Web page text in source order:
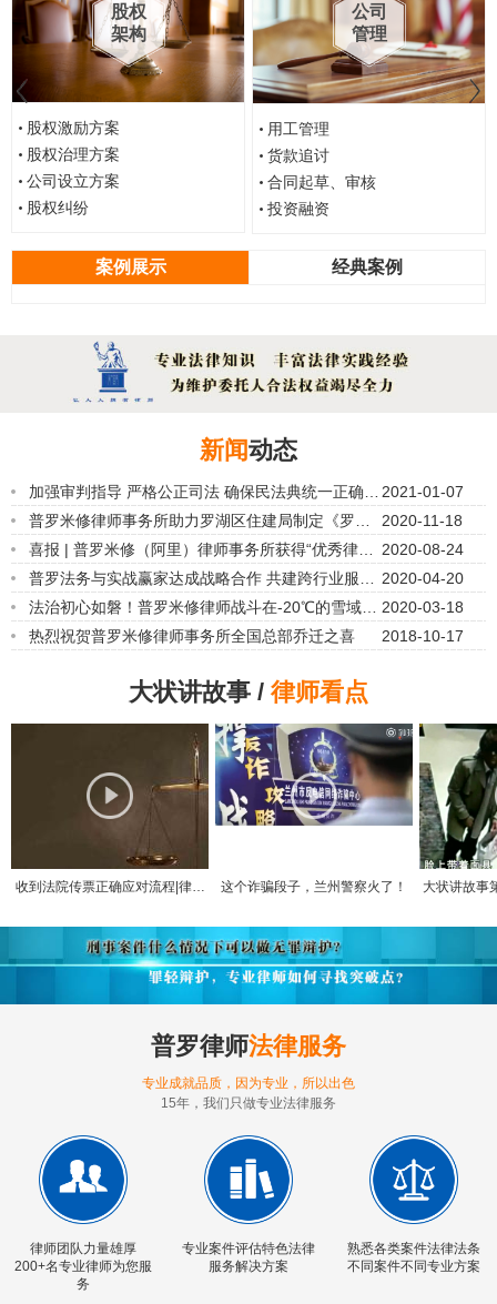
股权
架构
股权激励方案
股权治理方案
公司设立方案
股权纠纷
公司
管理
用工管理
货款追讨
合同起草、审核
投资融资
案例展示 经典案例
新闻动态
2021-01-07
加强审判指导 严格公正司法 确保民法典统一正确适
用
2020-11-18
普罗米修律师事务所助力罗湖区住建局制定《罗湖
区业主大会和业主委员会选举工作指引及
2020-08-24
喜报 | 普罗米修（阿里）律师事务所获得“优秀律师
事务所”荣誉称号
2020-04-20
普罗法务与实战赢家达成战略合作 共建跨行业服务
新生态
2020-03-18
法治初心如磐！普罗米修律师战斗在-20℃的雪域高
原上
2018-10-17
热烈祝贺普罗米修律师事务所全国总部乔迁之喜
大状讲故事 / 律师看点
收到法院传票正确应对流程|律师
这个诈骗段子，兰州警察火了！
大状讲故事
普罗律师法律服务
专业成就品质，因为专业，所以出色
15年，我们只做专业法律服务
律师团队力量雄厚
200+名专业律师为您服
务
专业案件评估特色法律
服务解决方案
熟悉各类案件法律法条
不同案件不同专业方案